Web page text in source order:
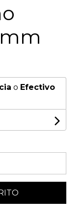
o Efectivo